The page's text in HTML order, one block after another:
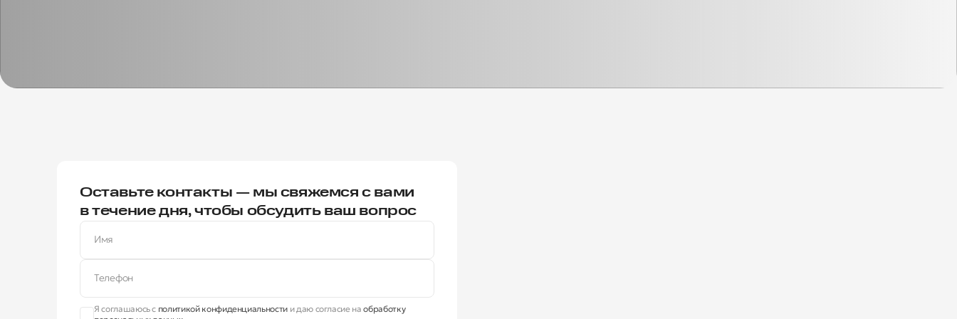
Оставьте контакты — мы свяжемся с вами
в течение дня, чтобы обсудить ваш вопрос
Имя
Телефон
Я соглашаюсь с политикой конфиденциальностии даю согласие наобработку